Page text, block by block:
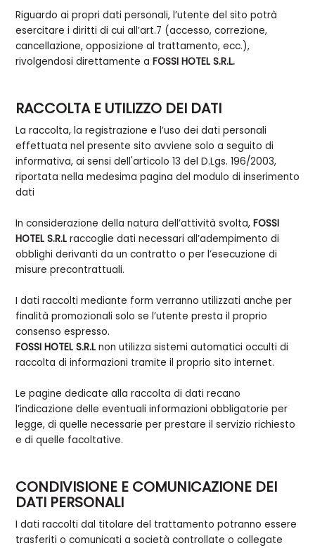
Riguardo ai propri dati personali, l’utente del sito potrà
esercitare i diritti di cui all’art.7 (accesso, correzione,
cancellazione, opposizione al trattamento, ecc.),
rivolgendosi direttamente a FOSSI HOTEL S.R.L.
RACCOLTA E UTILIZZO DEI DATI
La raccolta, la registrazione e l’uso dei dati personali
effettuata nel presente sito avviene solo a seguito di
informativa, ai sensi dell'articolo 13 del D.Lgs. 196/2003,
riportata nella medesima pagina del modulo di inserimento
dati
In considerazione della natura dell’attività svolta, FOSSI
HOTEL S.R.L raccoglie dati necessari all’adempimento di
obblighi derivanti da un contratto o per l’esecuzione di
misure precontrattuali.
I dati raccolti mediante form verranno utilizzati anche per
finalità promozionali solo se l’utente presta il proprio
consenso espresso.
FOSSI HOTEL S.R.Lnon utilizza sistemi automatici occulti di
raccolta di informazioni tramite il proprio sito internet.
Le pagine dedicate alla raccolta di dati recano
l’indicazione delle eventuali informazioni obbligatorie per
legge, di quelle necessarie per prestare il servizio richiesto
e di quelle facoltative.
CONDIVISIONE E COMUNICAZIONE DEI
DATI PERSONALI
I dati raccolti dal titolare del trattamento potranno essere
trasferiti o comunicati a società controllate o collegate